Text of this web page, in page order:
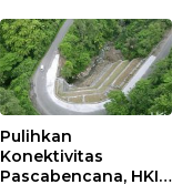
Pulihkan
Konektivitas
Pascabencana, HKI